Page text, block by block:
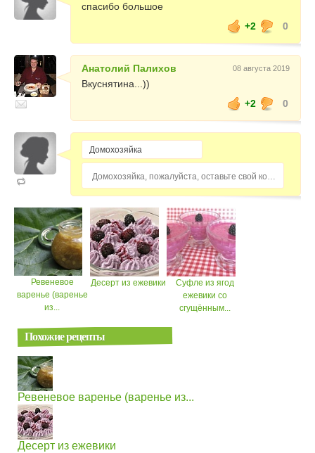
спасибо большое
+2
0
Анатолий Палихов 08 августа 2019
Вкуснятина...))
+2
0
Домохозяйка, пожалуйста, оставьте свой комментарий...
Ревеневое
варенье (варенье
из...
Десерт из ежевики
Суфле из ягод
ежевики со
сгущённым...
Похожие рецепты
Ревеневое варенье (варенье из...
Десерт из ежевики